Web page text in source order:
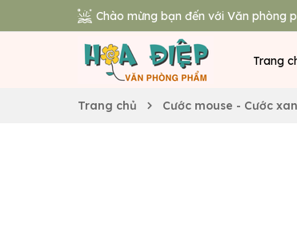
Chào mừng bạn đến với Văn phòng
Trang
Trang chủ Cước mouse - Cước